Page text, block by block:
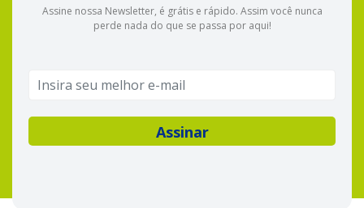
Assine nossa Newsletter, é grátis e rápido. Assim você nunca
perde nada do que se passa por aqui!